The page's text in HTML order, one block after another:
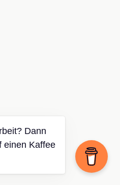
Dann
einen Kaffee